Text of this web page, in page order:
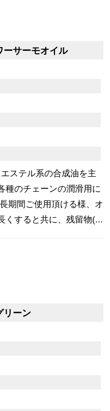
ーサーモオイル
ステル系の合成油を主
種のチェーンの潤滑用に
期間ご使用頂ける様、オ
くすると共に、残留物(...
リーン